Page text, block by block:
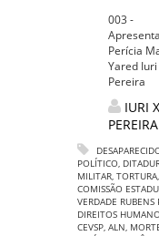
003 -
Perícia
Yared
Pereira
IURI
PEREIRA
POLÍTICO,
MILITAR, TORTURA,
COMISSÃO
VERDADE RUBENS
DIREITOS
CEVSP, ALN,